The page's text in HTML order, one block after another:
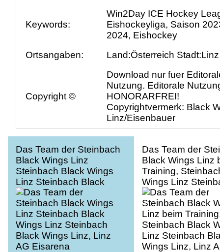
Keywords:
Win2Day ICE Hockey
Eishockeyliga, Saison
2024, Eishockey
Ortsangaben:
Land:Österreich Stadt:Linz
Copyright ©
Download nur fuer
Nutzung. Editorale
HONORARFREI!
Copyrightvermerk: Black
Linz/Eisenbauer
Das Team der Steinbach
Black Wings Linz
Steinbach Black Wings
Linz Steinbach Black
Wings Linz, Linz AG
Eisarena
Das Team der
Black Wings Linz
Training,
Wings Linz
Black Wings Linz,
AG Eisarena